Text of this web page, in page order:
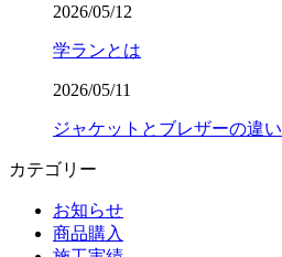
2026/05/12
学ランとは
2026/05/11
ジャケットとブレザーの違い
カテゴリー
お知らせ
商品購入